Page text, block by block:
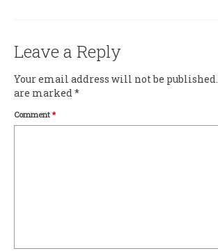
Leave a Reply
Your email address will not be published.
are marked*
Comment *